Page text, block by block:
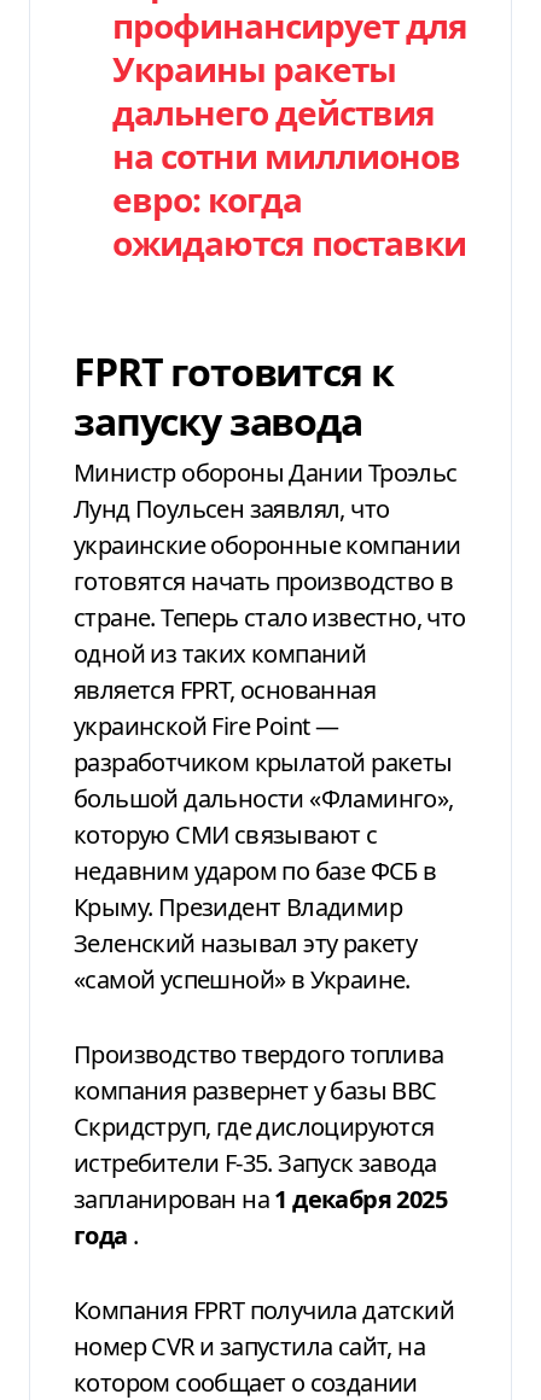
профинансирует для
Украины ракеты
дальнего действия
на сотни миллионов
евро: когда
ожидаются поставки
FPRT готовится к
запуску завода
Министр обороны Дании Троэльс
Лунд Поульсен заявлял, что
украинские оборонные компании
готовятся начать производство в
стране. Теперь стало известно, что
одной из таких компаний
является FPRT, основанная
украинской Fire Point —
разработчиком крылатой ракеты
большой дальности «Фламинго»,
которую СМИ связывают с
недавним ударом по базе ФСБ в
Крыму. Президент Владимир
Зеленский называл эту ракету
«самой успешной» в Украине.
Производство твердого топлива
компания развернет у базы ВВС
Скридструп, где дислоцируются
истребители F-35. Запуск завода
запланирован на1 декабря 2025
года .
Компания FPRT получила датский
номер CVR и запустила сайт, на
котором сообщает о создании